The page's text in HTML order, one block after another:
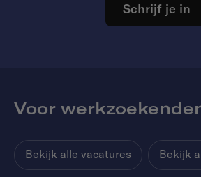
Schrijf je in
Voor
Bekijk alle vacatures Bekijk